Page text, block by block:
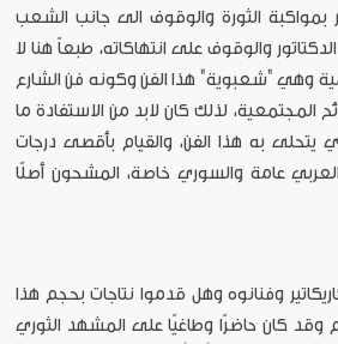
بمواكبة الثورة والوقوف الى جانب الشعب
والوقوف على انتهاكاته، طبعاً هنا لا
وهي "شعبوية" هذا الفن وكونه فن الشارع
المجتمعية، لذلك كان لابد من الاستفادة ما
يتحلى به هذا الفن، والقيام بأقصى درجات
العربي عامة والسوري خاصة، المشحون أصلًا
وفنانوه وهل قدموا نتاجات بحجم هذا
وقد كان حاضرًا وطاغيًا على المشهد الثوري